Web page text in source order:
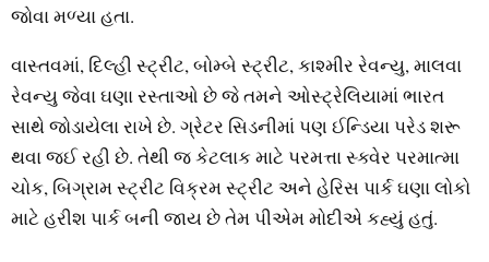
જોવા મળ્યા હતા.
વાસ્તવમાં, દિલ્હી સ્ટ્રીટ, બોમ્બે સ્ટ્રીટ, કાશ્મીર રેવન્યુ, માલવા
રેવન્યુ જેવા ઘણા રસ્તાઓ છે જે તમને ઓસ્ટ્રેલિયામાં ભારત
સાથે જોડાયેલા રાખે છે. ગ્રેટર સિડનીમાં પણ ઈન્ડિયા પરેડ શરૂ
થવા જઈ રહી છે. તેથી જ કેટલાક માટે પરમત્તા સ્ક્વેર પરમાત્મા
ચોક, બિગ્રામ સ્ટ્રીટ વિક્રમ સ્ટ્રીટ અને હેરિસ પાર્ક ઘણા લોકો
માટે હરીશ પાર્ક બની જાય છે તેમ પીએમ મોદીએ કહ્યું હતું.